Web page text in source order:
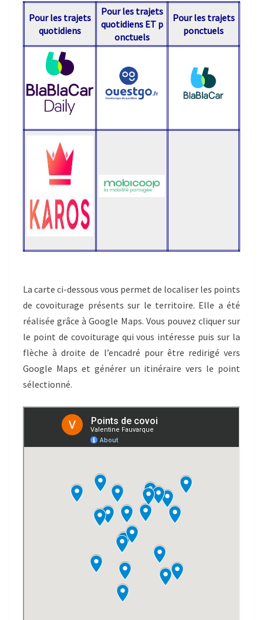
Pour les trajets
quotidiens
Pour les trajets
quotidiens ET p
onctuels
Pour les trajets
ponctuels
La carte ci-dessous vous permet de localiser les points
de covoiturage présents sur le territoire. Elle a été
réalisée grâce à Google Maps. Vous pouvez cliquer sur
le point de covoiturage qui vous intéresse puis sur la
flèche à droite de l’encadré pour être redirigé vers
Google Maps et générer un itinéraire vers le point
sélectionné.